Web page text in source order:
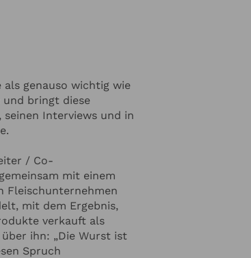
und Happy Ocean
sicher gelingt,
niedersächsischen
"Gruppe Alternative
Außerdem ist er
Proteine in
deutscher
und steht dort in
- von BMW,
als genauso wichtig wie
und bringt diese
seinen Interviews und in
/ Co-
mit einem
Fleischunternehmen
mit dem Ergebnis,
verkauft als
ihn: „Die Wurst ist
Spruch